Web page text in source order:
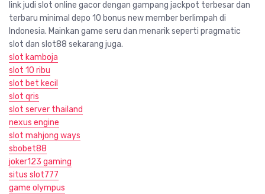
link judi slot online gacor dengan gampang jackpot terbesar dan
terbaru minimal depo 10 bonus new member berlimpah di
Indonesia. Mainkan game seru dan menarik seperti pragmatic
slot dan slot88 sekarang juga.
slot kamboja
slot 10 ribu
slot bet kecil
slot qris
slot server thailand
nexus engine
slot mahjong ways
sbobet88
joker123 gaming
situs slot777
game olympus